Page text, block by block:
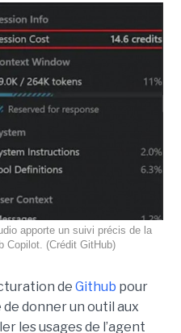
apporte un suivi précis de la
Copilot. (Crédit GitHub)
de Github pour
donner un outil aux
les usages de l’agent